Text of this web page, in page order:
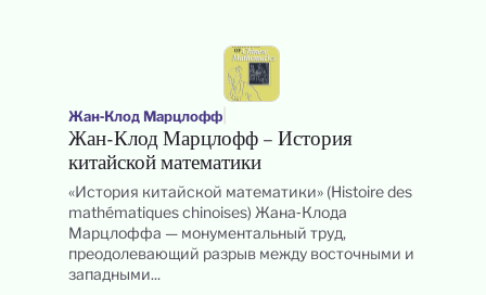
Жан‑Клод Марцлофф|
Жан-Клод Марцлофф – История
китайской математики
«История китайской математики» (Histoire des
mathématiques chinoises) Жана‑Клода
Марцлоффа — монументальный труд,
преодолевающий разрыв между восточными и
западными...